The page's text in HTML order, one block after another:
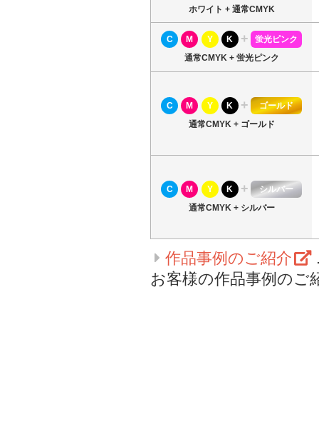
ホワイト + 通常CMYK
C M Y K +
蛍光ピンク
通常CMYK + 蛍光ピンク
C M Y K +
ゴールド
通常CMYK + ゴールド
C M Y K +
シルバー
通常CMYK + シルバー
作品事例のご紹介
お客様の作品事例のご